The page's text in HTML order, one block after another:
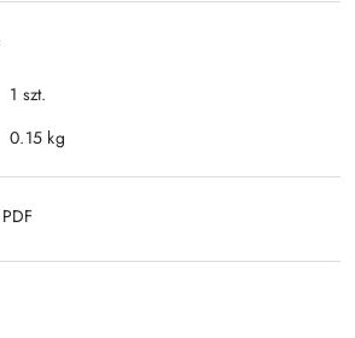
1 szt.
0.15 kg